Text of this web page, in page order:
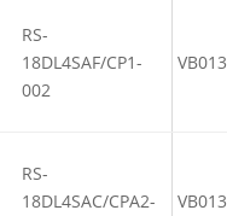
RS-
18DL4SAF/CP1-
002
RS-
18DL4SAC/CPA2-